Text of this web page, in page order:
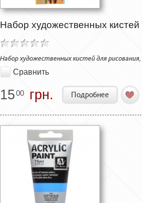
Набор художественных
Набор художественных кистей для
Сравнить
1500 грн. Подробнее